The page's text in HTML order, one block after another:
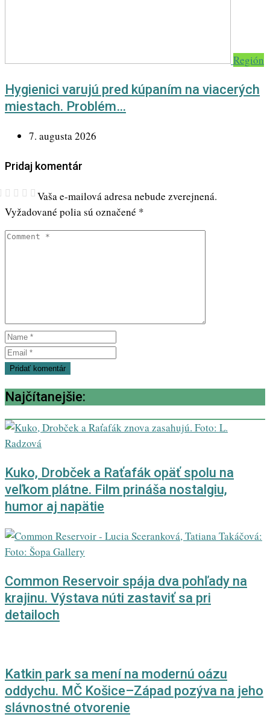
Región
Hygienici varujú pred kúpaním na viacerých
miestach. Problém…
7. augusta 2026
Pridaj komentár
Vaša e-mailová adresa nebude zverejnená.
Vyžadované polia sú označené *
Najčítanejšie:
Kuko, Drobček a Raťafák opäť spolu na
veľkom plátne. Film prináša nostalgiu,
humor aj napätie
Common Reservoir spája dva pohľady na
krajinu. Výstava núti zastaviť sa pri
detailoch
Katkin park sa mení na modernú oázu
oddychu. MČ Košice–Západ pozýva na jeho
slávnostné otvorenie